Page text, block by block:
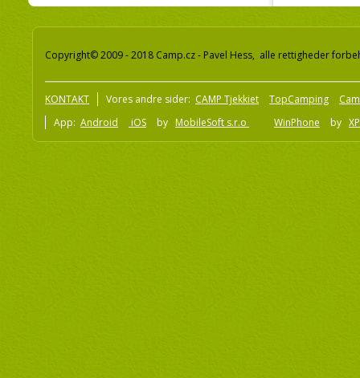
Copyright© 2009 - 2018 Camp.cz - Pavel Hess, alle rettigheder
KONTAKT Vores andre sider: CAMP Tjekkiet TopCamping
App: Android iOS by MobileSoft s.r.o WinPhone by